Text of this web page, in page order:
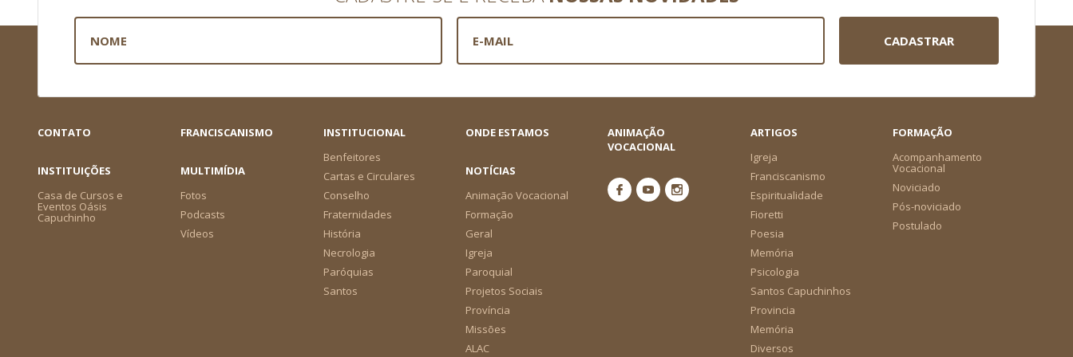
CADASTRAR
CONTATO FRANCISCANISMO
INSTITUCIONAL
Benfeitores
Cartas e Circulares
Conselho
Fraternidades
História
Necrologia
Paróquias
Santos
ONDE ESTAMOS
ANIMAÇÃO
VOCACIONAL
ARTIGOS
Igreja
Franciscanismo
Espiritualidade
Fioretti
Poesia
Memória
Psicologia
Santos Capuchinhos
Provincia
Memória
Diversos
FORMAÇÃO
Acompanhamento
Vocacional
Noviciado
Pós-noviciado
Postulado
INSTITUIÇÕES
Casa de Cursos e
Eventos Oásis
Capuchinho
MULTIMÍDIA
Fotos
Podcasts
Vídeos
NOTÍCIAS
Animação Vocacional
Formação
Geral
Igreja
Paroquial
Projetos Sociais
Província
Missões
ALAC